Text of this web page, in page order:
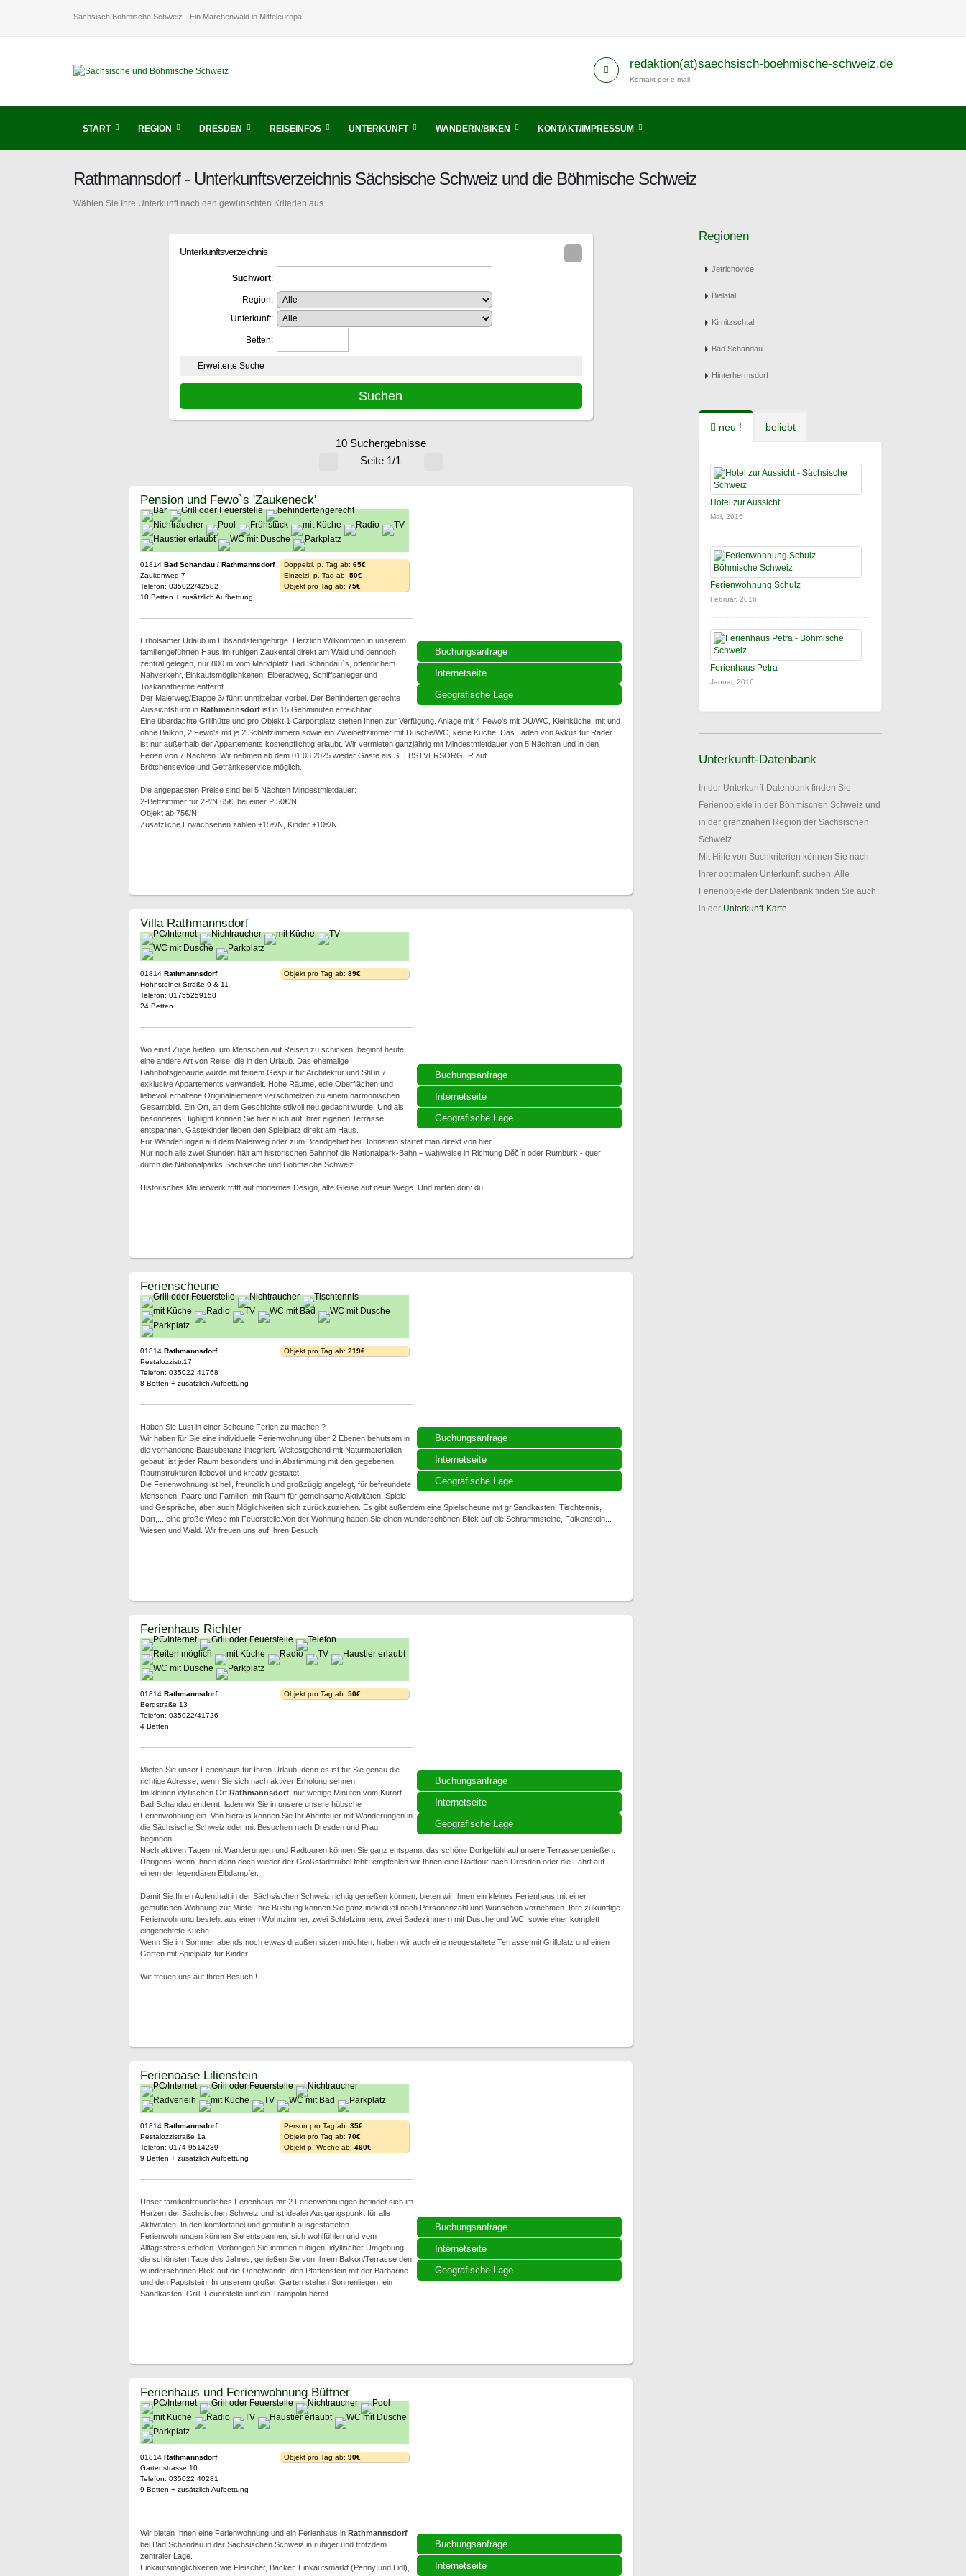
Sächsisch Böhmische Schweiz - Ein Märchenwald in Mitteleuropa
redaktion(at)saechsisch-boehmische-schweiz.de
Kontakt per e-mail
START REGION DRESDEN REISEINFOS UNTERKUNFT WANDERN/BIKEN KONTAKT/IMPRESSUM
Rathmannsdorf - Unterkunftsverzeichnis Sächsische Schweiz und die Böhmische Schweiz
Wählen Sie Ihre Unterkunft nach den gewünschten Kriterien aus.
Unterkunftsverzeichnis
Suchwort:
Region:
Unterkunft:
Betten:
Erweiterte Suche
10 Suchergebnisse
Seite 1/1
Buchungsanfrage
Internetseite
Geografische Lage
Pension und Fewo`s 'Zaukeneck'
01814 Bad Schandau / Rathmannsdorf
Zaukenweg 7
Telefon: 035022/42582
10 Betten + zusätzlich Aufbettung
Doppelzi. p. Tag ab: 65€
Einzelzi. p. Tag ab: 50€
Objekt pro Tag ab: 75€
Erholsamer Urlaub im Elbsandsteingebirge. Herzlich Willkommen in unserem
familiengeführten Haus im ruhigen Zaukental direkt am Wald und dennoch
zentral gelegen, nur 800 m vom Marktplatz Bad Schandau´s, öffentlichem
Nahverkehr, Einkaufsmöglichkeiten, Elberadweg, Schiffsanleger und
Toskanatherme entfernt.
Der Malerweg/Etappe 3/ führt unmittelbar vorbei. Der Behinderten gerechte
Aussichtsturm in Rathmannsdorfist in 15 Gehminuten erreichbar.
Eine überdachte Grillhütte und pro Objekt 1 Carportplatz stehen Ihnen zur Verfügung. Anlage mit 4 Fewo's mit DU/WC, Kleinküche, mit und
ohne Balkon, 2 Fewo's mit je 2 Schlafzimmern sowie ein Zweibettzimmer mit Dusche/WC, keine Küche. Das Laden von Akkus für Räder
ist nur außerhalb der Appartements kostenpflichtig erlaubt. Wir vermieten ganzjährig mit Mindestmietdauer von 5 Nächten und in den
Ferien von 7 Nächten. Wir nehmen ab dem 01.03.2025 wieder Gäste als SELBSTVERSORGER auf.
Brötchensevice und Getränkeservice möglich.
Die angepassten Preise sind bei 5 Nächten Mindestmietdauer:
2-Bettzimmer für 2P/N 65€, bei einer P 50€/N
Objekt ab 75€/N
Zusätzliche Erwachsenen zahlen +15€/N, Kinder +10€/N
Buchungsanfrage
Internetseite
Geografische Lage
Villa Rathmannsdorf
01814 Rathmannsdorf
Hohnsteiner Straße 9 & 11
Telefon: 01755259158
24 Betten
Objekt pro Tag ab: 89€
Wo einst Züge hielten, um Menschen auf Reisen zu schicken, beginnt heute
eine andere Art von Reise: die in den Urlaub. Das ehemalige
Bahnhofsgebäude wurde mit feinem Gespür für Architektur und Stil in 7
exklusive Appartements verwandelt. Hohe Räume, edle Oberflächen und
liebevoll erhaltene Originalelemente verschmelzen zu einem harmonischen
Gesamtbild. Ein Ort, an dem Geschichte stilvoll neu gedacht wurde. Und als
besonderes Highlight können Sie hier auch auf Ihrer eigenen Terrasse
entspannen. Gästekinder lieben den Spielplatz direkt am Haus.
Für Wanderungen auf dem Malerweg oder zum Brandgebiet bei Hohnstein startet man direkt von hier.
Nur noch alle zwei Stunden hält am historischen Bahnhof die Nationalpark-Bahn – wahlweise in Richtung Děčín oder Rumburk - quer
durch die Nationalparks Sächsische und Böhmische Schweiz.
Historisches Mauerwerk trifft auf modernes Design, alte Gleise auf neue Wege. Und mitten drin: du.
Buchungsanfrage
Internetseite
Geografische Lage
Ferienscheune
01814 Rathmannsdorf
Pestalozzistr.17
Telefon: 035022 41768
8 Betten + zusätzlich Aufbettung
Objekt pro Tag ab: 219€
Haben Sie Lust in einer Scheune Ferien zu machen ?
Wir haben für Sie eine individuelle Ferienwohnung über 2 Ebenen behutsam in
die vorhandene Bausubstanz integriert. Weitestgehend mit Naturmaterialien
gebaut, ist jeder Raum besonders und in Abstimmung mit den gegebenen
Raumstrukturen liebevoll und kreativ gestaltet.
Die Ferienwohnung ist hell, freundlich und großzügig angelegt, für befreundete
Menschen, Paare und Familien, mit Raum für gemeinsame Aktivitäten, Spiele
und Gespräche, aber auch Möglichkeiten sich zurückzuziehen. Es gibt außerdem eine Spielscheune mit gr.Sandkasten, Tischtennis,
Dart,... eine große Wiese mit Feuerstelle.Von der Wohnung haben Sie einen wunderschönen Blick auf die Schrammsteine, Falkenstein...
Wiesen und Wald. Wir freuen uns auf Ihren Besuch !
Buchungsanfrage
Internetseite
Geografische Lage
Ferienhaus Richter
01814 Rathmannsdorf
Bergstraße 13
Telefon: 035022/41726
4 Betten
Objekt pro Tag ab: 50€
Mieten Sie unser Ferienhaus für Ihren Urlaub, denn es ist für Sie genau die
richtige Adresse, wenn Sie sich nach aktiver Erholung sehnen.
Im kleinen idyllischen Ort Rathmannsdorf, nur wenige Minuten vom Kurort
Bad Schandau entfernt, laden wir Sie in unsere unsere hübsche
Ferienwohnung ein. Von hieraus können Sie Ihr Abenteuer mit Wanderungen in
die Sächsische Schweiz oder mit Besuchen nach Dresden und Prag
beginnen.
Nach aktiven Tagen mit Wanderungen und Radtouren können Sie ganz entspannt das schöne Dorfgefühl auf unsere Terrasse genießen.
Übrigens, wenn Ihnen dann doch wieder der Großstadttrubel fehlt, empfehlen wir Ihnen eine Radtour nach Dresden oder die Fahrt auf
einem der legendären Elbdampfer.
Damit Sie Ihren Aufenthalt in der Sächsischen Schweiz richtig genießen können, bieten wir Ihnen ein kleines Ferienhaus mit einer
gemütlichen Wohnung zur Miete. Ihre Buchung können Sie ganz individuell nach Personenzahl und Wünschen vornehmen. Ihre zukünftige
Ferienwohnung besteht aus einem Wohnzimmer, zwei Schlafzimmern, zwei Badezimmern mit Dusche und WC, sowie einer komplett
eingerichtete Küche.
Wenn Sie im Sommer abends noch etwas draußen sitzen möchten, haben wir auch eine neugestaltete Terrasse mit Grillplatz und einen
Garten mit Spielplatz für Kinder.
Wir freuen uns auf Ihren Besuch !
Buchungsanfrage
Internetseite
Geografische Lage
Ferienoase Lilienstein
01814 Rathmannsdorf
Pestalozzistraße 1a
Telefon: 0174 9514239
9 Betten + zusätzlich Aufbettung
Person pro Tag ab: 35€
Objekt pro Tag ab: 70€
Objekt p. Woche ab: 490€
Unser familienfreundliches Ferienhaus mit 2 Ferienwohnungen befindet sich im
Herzen der Sächsischen Schweiz und ist idealer Ausgangspunkt für alle
Aktivitäten. In den komfortabel und gemütlich ausgestatteten
Ferienwohnungen können Sie entspannen, sich wohlfühlen und vom
Alltagsstress erholen. Verbringen Sie inmitten ruhigen, idyllischer Umgebung
die schönsten Tage des Jahres, genießen Sie von Ihrem Balkon/Terrasse den
wunderschönen Blick auf die Ochelwände, den Pfaffenstein mit der Barbarine
und den Papststein. In unserem großer Garten stehen Sonnenliegen, ein
Sandkasten, Grill, Feuerstelle und ein Trampolin bereit.
Buchungsanfrage
Internetseite
Ferienhaus und Ferienwohnung Büttner
01814 Rathmannsdorf
Gartenstrasse 10
Telefon: 035022 40281
9 Betten + zusätzlich Aufbettung
Objekt pro Tag ab: 90€
Wir bieten Ihnen eine Ferienwohnung und ein Ferienhaus in Rathmannsdorf
bei Bad Schandau in der Sächsischen Schweiz in ruhiger und trotzdem
zentraler Lage.
Einkaufsmöglichkeiten wie Fleischer, Bäcker, Einkaufsmarkt (Penny und Lidl),
Regionen
Jetrichovice
Bielatal
Kirnitzschtal
Bad Schandau
Hinterhermsdorf
neu ! beliebt
Hotel zur Aussicht
Mai, 2016
Ferienwohnung Schulz
Februar, 2016
Ferienhaus Petra
Januar, 2016
Unterkunft-Datenbank
In der Unterkunft-Datenbank finden Sie
Ferienobjekte in der Böhmischen Schweiz und
in der grenznahen Region der Sächsischen
Schweiz.
Mit Hilfe von Suchkriterien können Sie nach
Ihrer optimalen Unterkunft suchen. Alle
Ferienobjekte der Datenbank finden Sie auch
in der Unterkunft-Karte.